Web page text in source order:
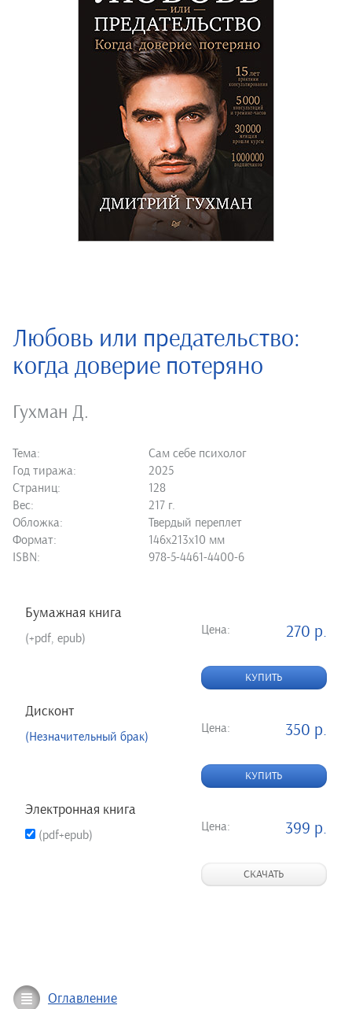
Любовь или предательство:
когда доверие потеряно
Гухман Д.
Тема:
Сам себе психолог
Год тиража:
2025
Страниц:
128
Вес:
217 г.
Обложка:
Твердый переплет
Формат:
146х213х10 мм
ISBN:
978-5-4461-4400-6
Бумажная книга
(+pdf, epub)
Цена: 270 р.
КУПИТЬ
Дисконт
(Незначительный брак)
Цена: 350 р.
КУПИТЬ
Электронная книга
(pdf+epub)
Цена: 399 р.
СКАЧАТЬ
Оглавление